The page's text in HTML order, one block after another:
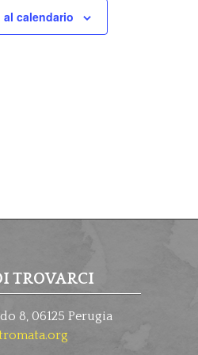
calendario
TROVARCI
8, 06125 Perugia